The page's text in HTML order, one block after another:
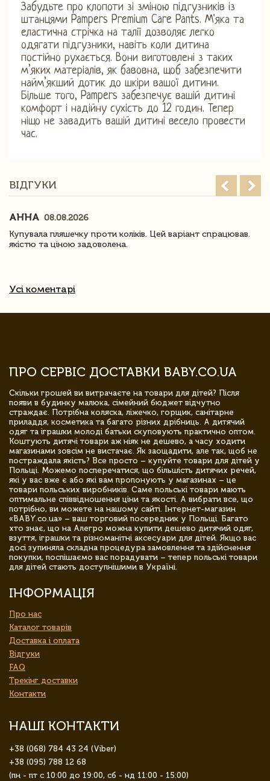
Забудьте про клопоти зі зміною підгузників із
штанцями Pampers Premium Care Pants. М'яка та
еластична стрічка на талії дозволяє легко
одягати підгузники, навіть коли дитина
постійно рухається. Вони виготовлені з таких
м’яких матеріалів, як бавовна, щоб забезпечити
найм’якший дотик до шкіри вашої дитини.
Більше того, Pampers забезпечує вашій дитині
комфорт і надійну сухість до 12 годин. Тепер
ніщо не завадить вашій дитині весело провести
час.
ВІДГУКИ
АННА 08.08.2026
Купувала пляшечку проти коліків. Цей варіант спрацював.
якістю та ціною задоволена.
Усі коментарі
ПРО СЕРВІС ДОСТАВКИ BABY.CO.UA
Скільки грошей ви витрачаєте на товари для дітей? Після
появи в будинку малюка, сімейний бюджет відчутно
страждає. Потрібна коляска, ліжечко, горщик, санітарне
приладдя, косметика та багато різних дрібниць. А дитячий
одяг та іграшки молоді батьки скуповують практично оптом.
Коштують дитячі товари аж ніяк не дешево, а часу ходити
магазинами зовсім не вистачає. Як заощадити, але так, щоб не
постраждала якість? Все просто – купуйте товари для дітей у
Польщі. Можемо посперечатися, що більшість дитячих речей,
які у вас вже є або які вам пропонують у магазинах – це
товари польських виробників. Саме польські товари мають
оптимальне співвідношення ціни та якості. А вибрати все, що
потрібно, ви можете на нашому сайті. Інтернет-магазин
«BABY.co.ua» – ваш торговий посередник у Польщі. Багато
хто знає, що на Алегро можна купити дешево дитячий одяг,
взуття, іграшки та різноманітні аксесуари для дітей. Якщо вас
досі зупиняла складна процедура замовлення та здійснення
покупки, поспішаємо вас порадувати – тепер польські товари
для дітей стають доступнішими в Україні.
ІНФОРМАЦІЯ
Про нас
Каталог товарів
Доставка і оплата
Відгуки
FAQ
Трекінг доставки
Контакти
НАШІ КОНТАКТИ
+38 (068) 784 43 24 (Viber)
+38 (095) 788 12 68
(пн - пт с 10:00 до 19:00, сб - нд 11:00 - 15:00)